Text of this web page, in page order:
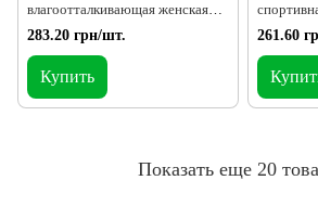
влагоотталкивающая женская
футболка реглан из ткани Cool
283.20 грн/шт.
Купить
261.60
Показать еще 20